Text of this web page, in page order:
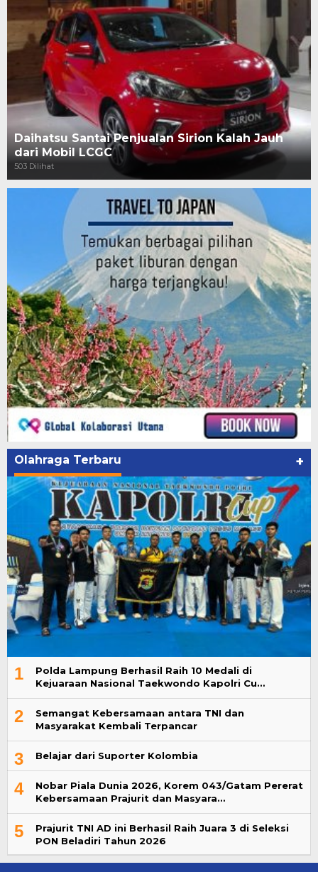
Daihatsu Santai Penjualan Sirion Kalah Jauh
dari Mobil LCGC
503 Dilihat
Olahraga Terbaru +
1
Polda Lampung Berhasil Raih 10 Medali di
Kejuaraan Nasional Taekwondo Kapolri Cu…
2
Semangat Kebersamaan antara TNI dan
Masyarakat Kembali Terpancar
3 Belajar dari Suporter Kolombia
4
Nobar Piala Dunia 2026, Korem 043/Gatam Pererat
Kebersamaan Prajurit dan Masyara…
5
Prajurit TNI AD ini Berhasil Raih Juara 3 di Seleksi
PON Beladiri Tahun 2026